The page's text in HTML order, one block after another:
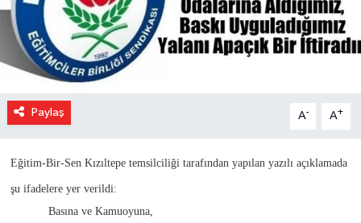
Paylaş A- A+
Eğitim-Bir-Sen Kızıltepe temsilciliği tarafından yapılan yazılı açıklamada
şu ifadelere yer verildi:
Basına ve Kamuoyuna,